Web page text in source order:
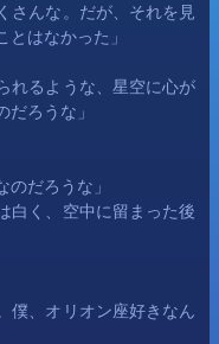
さんな。だが、それを見
はなかった」
れるような、星空に心が
ろうな」
のだろうな」
白く、空中に留まった後
僕、オリオン座好きなん